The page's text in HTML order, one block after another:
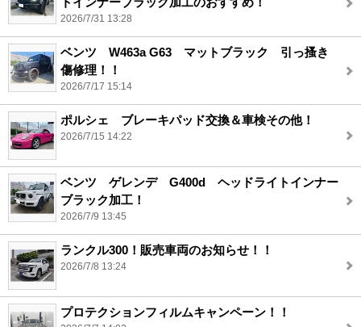
2026/7/31 13:28
ベンツ W463a G63 マットブラック 引っ搔き
傷修理！！
2026/7/17 15:14
ポルシェ ブレーキパッド交換＆車検その他！
2026/7/15 14:22
ベンツ ゲレンデ G400d ヘッドライトインナー
ブラック加工！
2026/7/9 13:45
ランクル300！販売車両のお知らせ！！
2026/7/8 13:24
プロテクションフィルムキャンペーン！！